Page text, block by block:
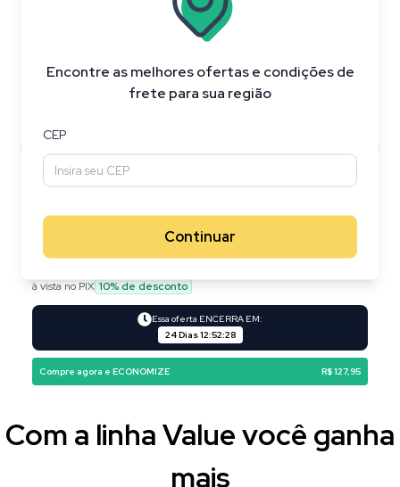
Encontre as melhores ofertas e condições de
frete para sua região
CEP
Continuar
R$ 626,95
à vista no PIX 10% de desconto
Essa oferta ENCERRA EM:
24 Dias12:52:28
Compre agora e ECONOMIZE R$ 127,95
Com a linha Value você ganha
mais